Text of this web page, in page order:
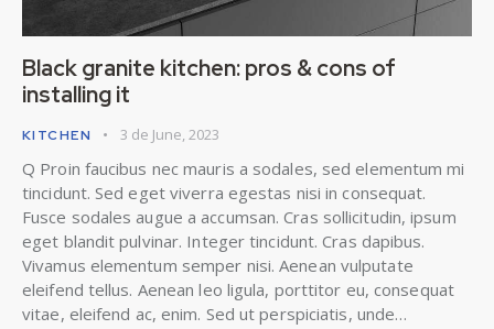
Black granite kitchen: pros & cons of
installing it
KITCHEN 3 de June, 2023
Q Proin faucibus nec mauris a sodales, sed elementum mi
tincidunt. Sed eget viverra egestas nisi in consequat.
Fusce sodales augue a accumsan. Cras sollicitudin, ipsum
eget blandit pulvinar. Integer tincidunt. Cras dapibus.
Vivamus elementum semper nisi. Aenean vulputate
eleifend tellus. Aenean leo ligula, porttitor eu, consequat
vitae, eleifend ac, enim. Sed ut perspiciatis, unde…